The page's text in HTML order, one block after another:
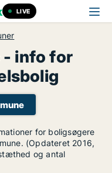
LIVE
- info for
for boligsøgere
(Opdateret 2016,
og antal